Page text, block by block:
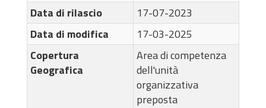
Data di rilascio
17-07-2023
Data di modifica
17-03-2025
Copertura
Geografica
Area di competenza
dell'unità
organizzativa
preposta